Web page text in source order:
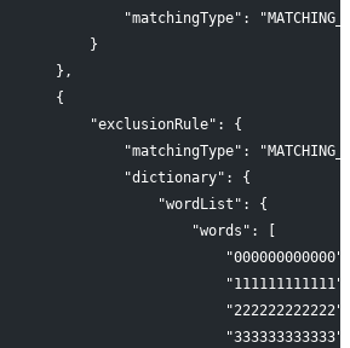
"matchingType":
}
},
{
"exclusionRule": {
"matchingType":
"dictionary": {
"wordList": {
"words": [